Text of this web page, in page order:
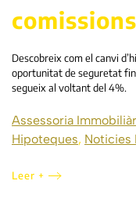
comissions
Descobreix com el canvi
oportunitat de seguretat
segueix al voltant del 4%.
Assessoria
Hipoteques, Noticies
Leer +